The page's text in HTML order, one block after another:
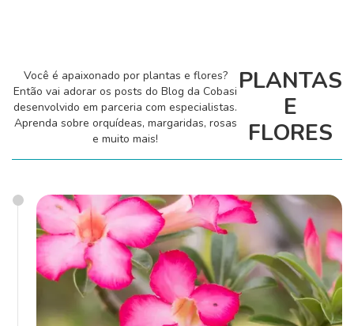
Cultivo e Manutenção
Gato
Outros Pets
Você é apaixonado por plantas e flores?
Então vai adorar os posts do Blog da Cobasi
desenvolvido em parceria com especialistas.
Aprenda sobre orquídeas, margaridas, rosas
e muito mais!
PLANTAS
E
FLORES